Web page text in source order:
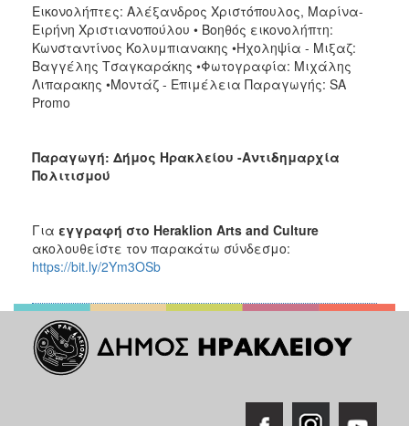
Εικονολήπτες: Αλέξανδρος Χριστόπουλος, Μαρίνα-
Ειρήνη Χριστιανοπούλου • Βοηθός εικονολήπτη:
Κωνσταντίνος Κολυμπιανακης •Ηχοληψία - Μιξαζ:
Βαγγέλης Τσαγκαράκης •Φωτογραφία: Μιχάλης
Λιπαρακης •Μοντάζ - Επιμέλεια Παραγωγής: SA
Promo
Παραγωγή: Δήμος Ηρακλείου -Αντιδημαρχία
Πολιτισμού
Για εγγραφή στο Heraklion Arts and Culture
ακολουθείστε τον παρακάτω σύνδεσμο:
https://bit.ly/2Ym3OSb